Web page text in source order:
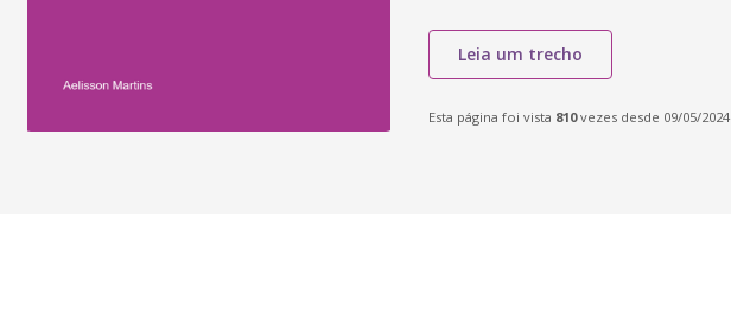
Leia um trecho
Esta página foi vista 810vezes desde 09/05/2024